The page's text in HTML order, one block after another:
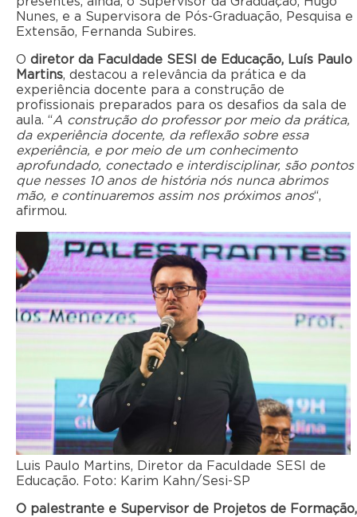
Nunes, e a Supervisora de Pós-Graduação, Pesquisa e
Extensão, Fernanda Subires.
O diretor da Faculdade SESI de Educação, Luís Paulo
Martins, destacou a relevância da prática e da
experiência docente para a construção de
profissionais preparados para os desafios da sala de
aula. “A construção do professor por meio da prática,
da experiência docente, da reflexão sobre essa
experiência, e por meio de um conhecimento
aprofundado, conectado e interdisciplinar, são pontos
que nesses 10 anos de história nós nunca abrimos
mão, e continuaremos assim nos próximos anos“,
afirmou.
Luis Paulo Martins, Diretor da Faculdade SESI de
Educação. Foto: Karim Kahn/Sesi-SP
O palestrante e Supervisor de Projetos de Formação,